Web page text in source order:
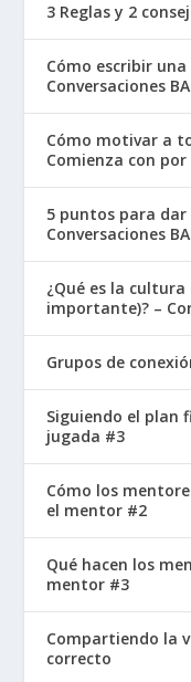
3 Reglas y 2
Cómo escribir
Conversaciones
Cómo motivar a
Comienza con por
5 puntos para
Conversaciones
¿Qué es la
importante)? –
Grupos de
Siguiendo el plan
jugada #3
Cómo los
el mentor #2
Qué hacen los
mentor #3
Compartiendo la
correcto